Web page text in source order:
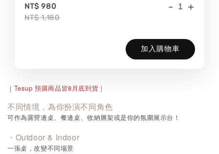
NT$ 980
NT$ 1,180
- +
加入購物車
｜ Tesup預購商品皆8 月底到貨 ｜
不同情境，為你扮演不同角色
可作為露營邊桌、餐邊桌、收納層架或是你的氛圍展示台！
・Outdoor & Indoor
一張桌，改變不同場景